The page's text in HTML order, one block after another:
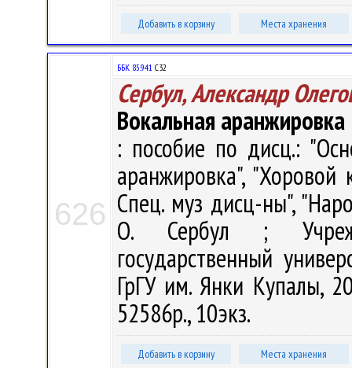
Добавить в корзину Места хранения
626
ББК 85.941 С32
Сербул, Александр
Вокальная аранжировка
: пособие по дисц.:
аранжировка", "Хоровой
Спец. муз дисц-ны",
О. Сербул ;
государственный
ГрГУ им. Янки Купалы,
52586р., 10экз.
Добавить в корзину Места хранения